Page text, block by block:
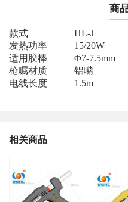
商
款式 HL-J
发热功率
15/20W
适用胶棒
Φ7-7.5mm
枪嘱材质
铝嘴
电线长度
1.5m
相关商品